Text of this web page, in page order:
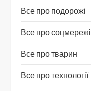
Все про подорожі
Все про соцмережі
Все про тварин
Все про технології